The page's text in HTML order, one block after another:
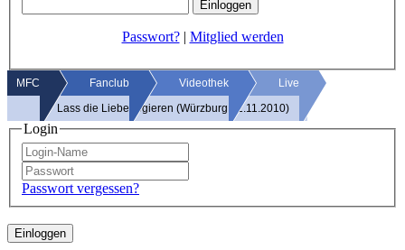
Passwort?| Mitglied werden
MFC Fanclub Videothek
Live
Lass die Liebe regieren (Würzburg 12.11.2010)
Login
Passwort vergessen?